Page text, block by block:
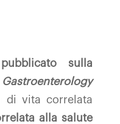
pubblicato sulla
Gastroenterology
di vita correlata
alla salute